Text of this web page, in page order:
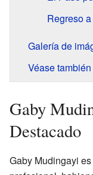
Regreso
Galería de
Véase también
Gaby
Destacado
Gaby Mudingayi